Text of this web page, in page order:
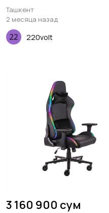
Ташкент
2 месяца назад
220volt
3 160 900 сум